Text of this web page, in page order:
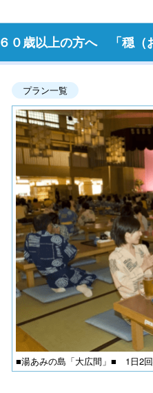
６０歳以上の方へ 「穏（
プラン一覧
■湯あみの島「大広間」■ 1日2